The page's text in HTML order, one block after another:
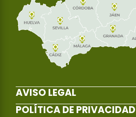
AVISO LEGAL
POLÍTICA DE PRIVACIDAD